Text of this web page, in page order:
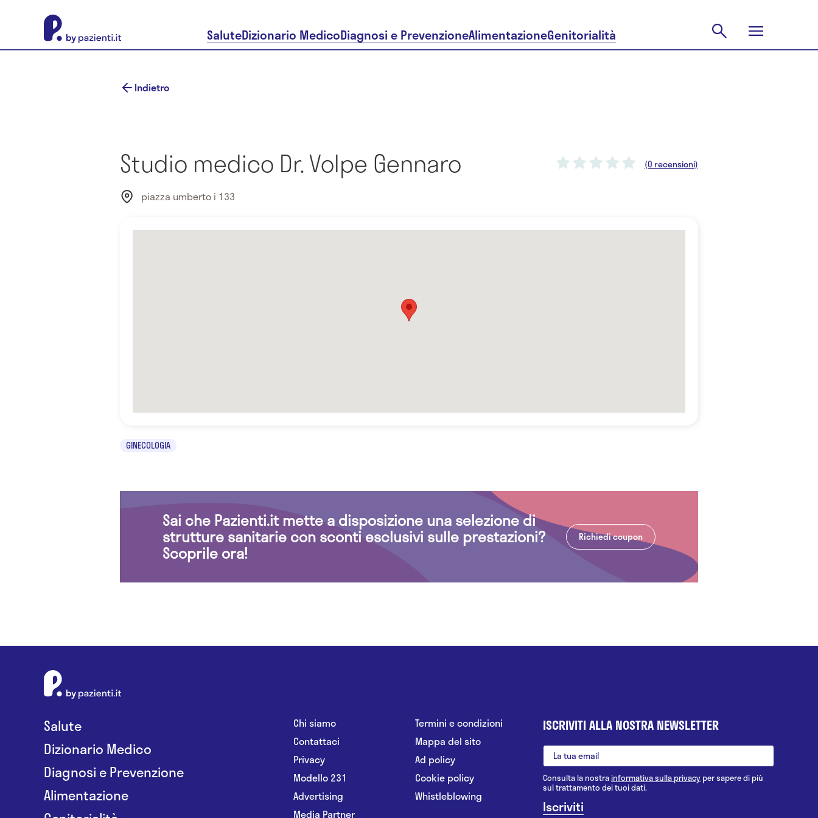
SaluteDizionario MedicoDiagnosi e PrevenzioneAlimentazioneGenitorialità
Indietro
Studio medico Dr. Volpe Gennaro (0 recensioni)
piazza umberto i 133
GINECOLOGIA
Sai che Pazienti.it mette a disposizione una selezione di
strutture sanitarie con sconti esclusivi sulle prestazioni?
Scoprile ora!
Richiedi coupon
Salute
Dizionario Medico
Diagnosi e Prevenzione
Alimentazione
Chi siamo
Contattaci
Privacy
Modello 231
Advertising
Media Partner
Termini e condizioni
Mappa del sito
Ad policy
Cookie policy
Whistleblowing
ISCRIVITI ALLA NOSTRA NEWSLETTER
Consulta la nostrainformativa sulla privacy per sapere di più
sul trattamento dei tuoi dati.